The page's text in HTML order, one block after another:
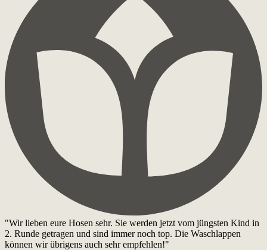
"Wir lieben eure Hosen sehr. Sie werden jetzt vom jüngsten Kind in
2. Runde getragen und sind immer noch top. Die Waschlappen
können wir übrigens auch sehr empfehlen!"